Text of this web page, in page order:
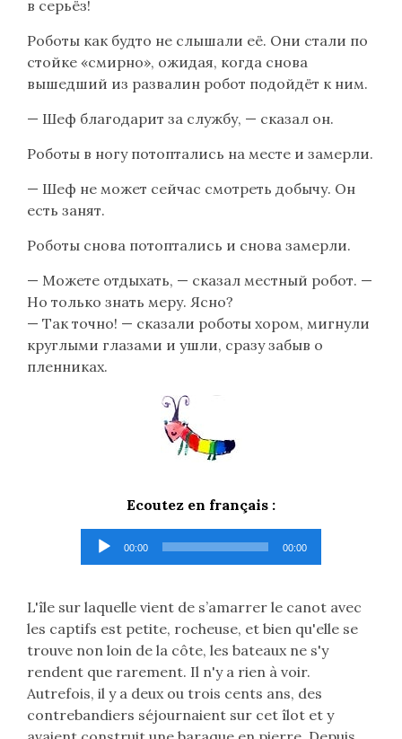
в серьёз!
Роботы как будто не слышали eё. Они стали по
стойке «смирно», ожидая, когда снова
вышедший из развалин робот подойдёт к ним.
— Шеф благодарит за службу, — сказал он.
Роботы в ногу потоптались на месте и замерли.
— Шеф не может сейчас смотреть добычу. Он
есть занят.
Роботы снова потоптались и снова замерли.
— Можете отдыхать, — сказал местный робот. —
Но только знать меру. Ясно?
— Так точно! — сказали роботы хором, мигнули
круглыми глазами и ушли, сразу забыв о
пленниках.
Ecoutez en français :
Lecteur00:00 00:00
L'île sur laquelle vient de s’amarrer le canot avec
les captifs est petite, rocheuse, et bien qu'elle se
trouve non loin de la côte, les bateaux ne s'y
rendent que rarement. Il n'y a rien à voir.
Autrefois, il y a deux ou trois cents ans, des
contrebandiers séjournaient sur cet îlot et y